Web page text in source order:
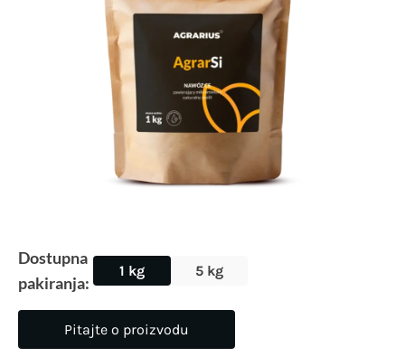
Dostupna
pakiranja:
1 kg 5 kg
Pitajte o proizvodu